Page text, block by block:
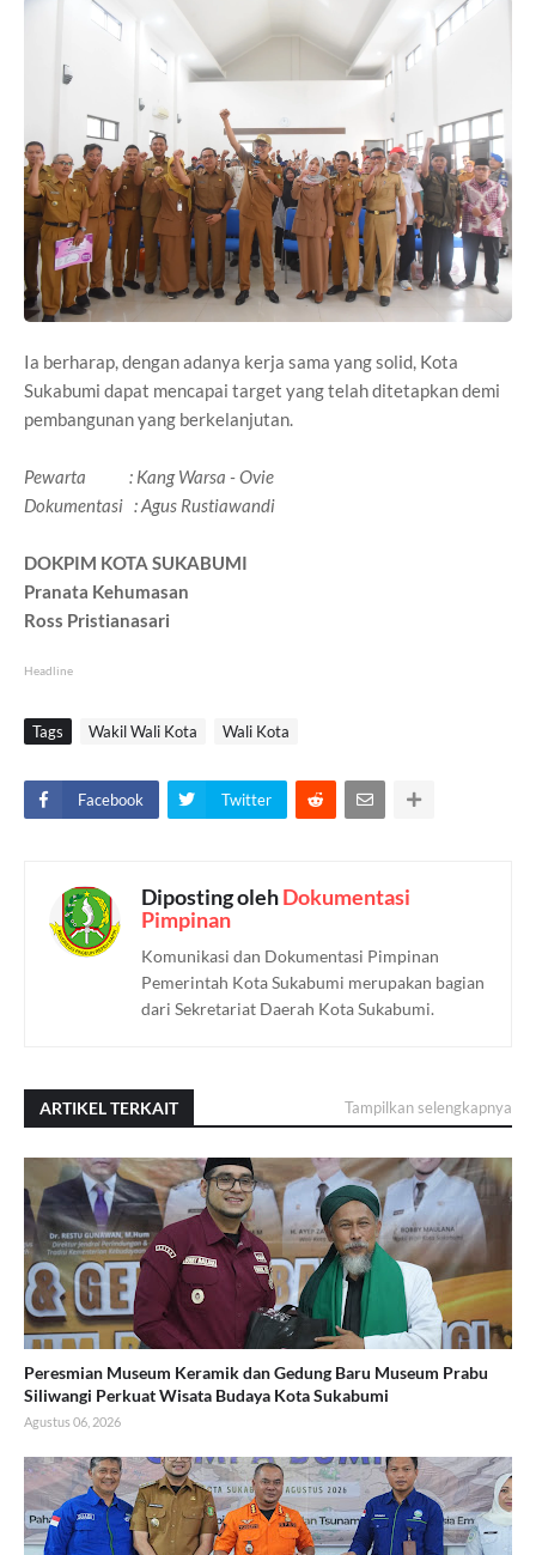
Ia berharap, dengan adanya kerja sama yang solid, Kota
Sukabumi dapat mencapai target yang telah ditetapkan demi
pembangunan yang berkelanjutan.
Pewarta : Kang Warsa - Ovie
Dokumentasi : Agus Rustiawandi
DOKPIM KOTA SUKABUMI
Pranata Kehumasan
Ross Pristianasari
Headline
Tags Wakil Wali Kota Wali Kota
Facebook Twitter
Diposting olehDokumentasi
Pimpinan
Komunikasi dan Dokumentasi Pimpinan
Pemerintah Kota Sukabumi merupakan bagian
dari Sekretariat Daerah Kota Sukabumi.
ARTIKEL TERKAIT Tampilkan selengkapnya
Peresmian Museum Keramik dan Gedung Baru Museum Prabu
Siliwangi Perkuat Wisata Budaya Kota Sukabumi
Agustus 06, 2026